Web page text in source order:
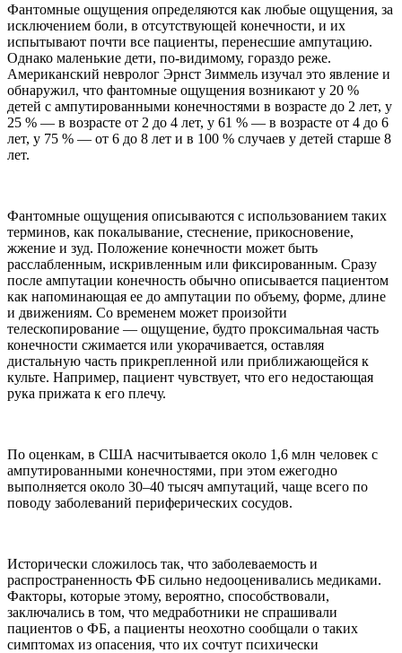
Фантомные ощущения определяются как любые ощущения, за
исключением боли, в отсутствующей конечности, и их
испытывают почти все пациенты, перенесшие ампутацию.
Однако маленькие дети, по-видимому, гораздо реже.
Американский невролог Эрнст Зиммель изучал это явление и
обнаружил, что фантомные ощущения возникают у 20 %
детей с ампутированными конечностями в возрасте до 2 лет, у
25 % — в возрасте от 2 до 4 лет, у 61 % — в возрасте от 4 до 6
лет, у 75 % — от 6 до 8 лет и в 100 % случаев у детей старше 8
лет.
Фантомные ощущения описываются с использованием таких
терминов, как покалывание, стеснение, прикосновение,
жжение и зуд. Положение конечности может быть
расслабленным, искривленным или фиксированным. Сразу
после ампутации конечность обычно описывается пациентом
как напоминающая ее до ампутации по объему, форме, длине
и движениям. Со временем может произойти
телескопирование — ощущение, будто проксимальная часть
конечности сжимается или укорачивается, оставляя
дистальную часть прикрепленной или приближающейся к
культе. Например, пациент чувствует, что его недостающая
рука прижата к его плечу.
По оценкам, в США насчитывается около 1,6 млн человек с
ампутированными конечностями, при этом ежегодно
выполняется около 30–40 тысяч ампутаций, чаще всего по
поводу заболеваний периферических сосудов.
Исторически сложилось так, что заболеваемость и
распространенность ФБ сильно недооценивались медиками.
Факторы, которые этому, вероятно, способствовали,
заключались в том, что медработники не спрашивали
пациентов о ФБ, а пациенты неохотно сообщали о таких
симптомах из опасения, что их сочтут психически